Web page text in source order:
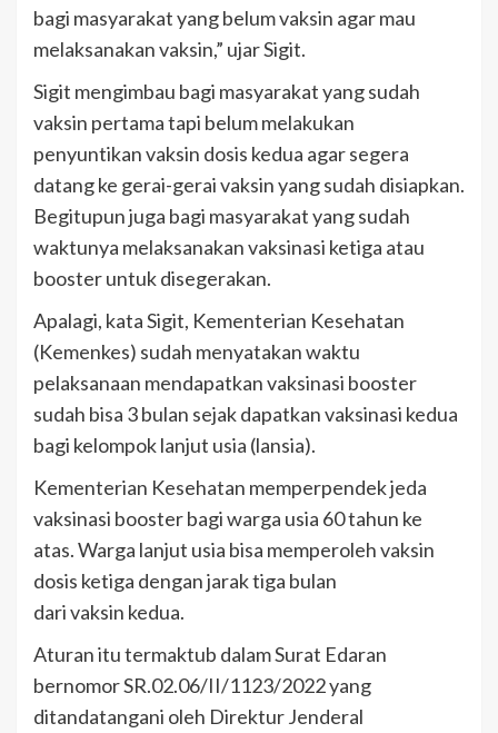
bagi masyarakat yang belum vaksin agar mau
melaksanakan vaksin,” ujar Sigit.
Sigit mengimbau bagi masyarakat yang sudah
vaksin pertama tapi belum melakukan
penyuntikan vaksin dosis kedua agar segera
datang ke gerai-gerai vaksin yang sudah disiapkan.
Begitupun juga bagi masyarakat yang sudah
waktunya melaksanakan vaksinasi ketiga atau
booster untuk disegerakan.
Apalagi, kata Sigit, Kementerian Kesehatan
(Kemenkes) sudah menyatakan waktu
pelaksanaan mendapatkan vaksinasi booster
sudah bisa 3 bulan sejak dapatkan vaksinasi kedua
bagi kelompok lanjut usia (lansia).
Kementerian Kesehatan memperpendek jeda
vaksinasi booster bagi warga usia 60 tahun ke
atas. Warga lanjut usia bisa memperoleh vaksin
dosis ketiga dengan jarak tiga bulan
dari vaksin kedua.
Aturan itu termaktub dalam Surat Edaran
bernomor SR.02.06/II/1123/2022 yang
ditandatangani oleh Direktur Jenderal